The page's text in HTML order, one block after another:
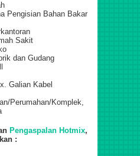
Pengisian Bahan Bakar
Sakit
dan Gudang
Galian Kabel
Perumahan/Komplek,
Pengaspalan Hotmix,
: